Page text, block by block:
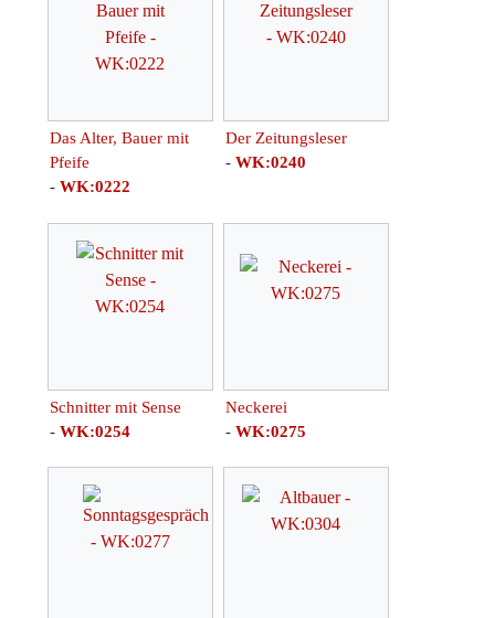
Das Alter, Bauer mit
Pfeife
- WK:0222
Der Zeitungsleser
- WK:0240
Schnitter mit Sense
- WK:0254
Neckerei
- WK:0275